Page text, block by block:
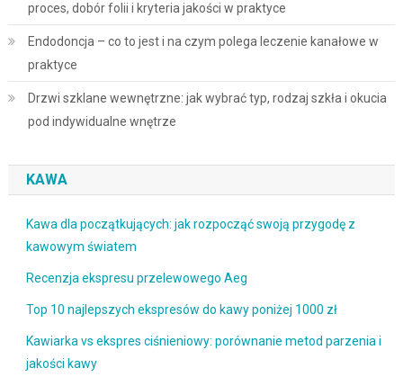
proces, dobór folii i kryteria jakości w praktyce
Endodoncja – co to jest i na czym polega leczenie kanałowe w
praktyce
Drzwi szklane wewnętrzne: jak wybrać typ, rodzaj szkła i okucia
pod indywidualne wnętrze
KAWA
Kawa dla początkujących: jak rozpocząć swoją przygodę z
kawowym światem
Recenzja ekspresu przelewowego Aeg
Top 10 najlepszych ekspresów do kawy poniżej 1000 zł
Kawiarka vs ekspres ciśnieniowy: porównanie metod parzenia i
jakości kawy